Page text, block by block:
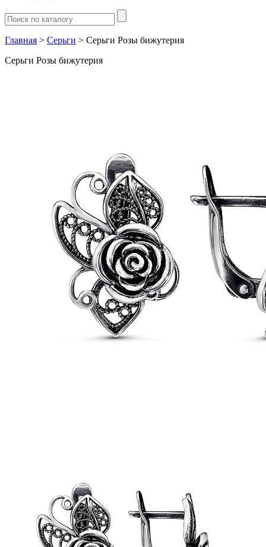
Главная > Серьги > Серьги Розы бижутерия
Серьги Розы бижутерия